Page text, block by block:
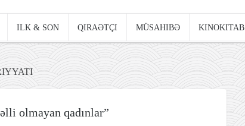
ILK & SON QIRAƏTÇI MÜSAHIBƏ KINOKITAB
olmayan qadınlar”